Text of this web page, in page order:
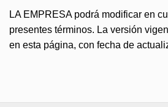
LA EMPRESA podrá modificar en
presentes términos. La versión
en esta página, con fecha de